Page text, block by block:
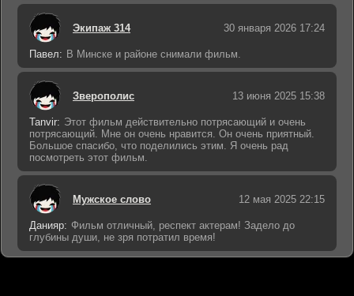
Экипаж 314 30 января 2026 17:24
Павел: В Минске и районе снимали фильм.
Зверополис 13 июня 2025 15:38
Tanvir: Этот фильм действительно потрясающий и очень
потрясающий. Мне он очень нравится. Он очень приятный.
Большое спасибо, что поделились этим. Я очень рад
посмотреть этот фильм.
Мужское слово 12 мая 2025 22:15
Данияр: Фильм отличный, респект актерам! Задело до
глубины души, не зря потратил время!